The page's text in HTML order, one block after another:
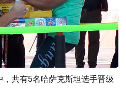
共有5名哈萨克斯坦选手晋级